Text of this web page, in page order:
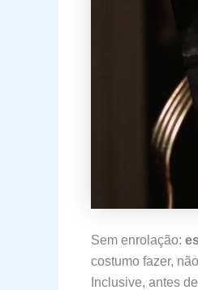
Sem enrolação:
costumo fazer,
Inclusive, antes